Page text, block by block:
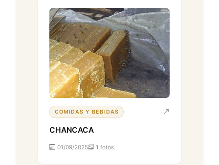
COMIDAS Y BEBIDAS
CHANCACA
01/09/2025 1 fotos